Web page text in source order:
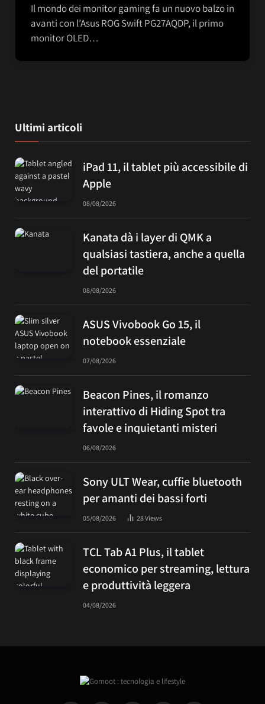
Il mondo dei monitor gaming fa un nuovo balzo in
avanti con l’Asus ROG Swift PG27AQDP, il primo
monitor OLED…
Ultimi articoli
iPad 11, il tablet più accessibile di
Apple
08/08/2026
Kanata dà i layer di QMK a
qualsiasi tastiera, anche a quella
del portatile
08/08/2026
ASUS Vivobook Go 15, il
notebook essenziale
07/08/2026
Beacon Pines, il romanzo
interattivo di Hiding Spot tra
favole e inquietanti misteri
06/08/2026
Sony ULT Wear, cuffie bluetooth
per amanti dei bassi forti
05/08/2026 28Views
TCL Tab A1 Plus, il tablet
economico per streaming, lettura
e produttività leggera
04/08/2026